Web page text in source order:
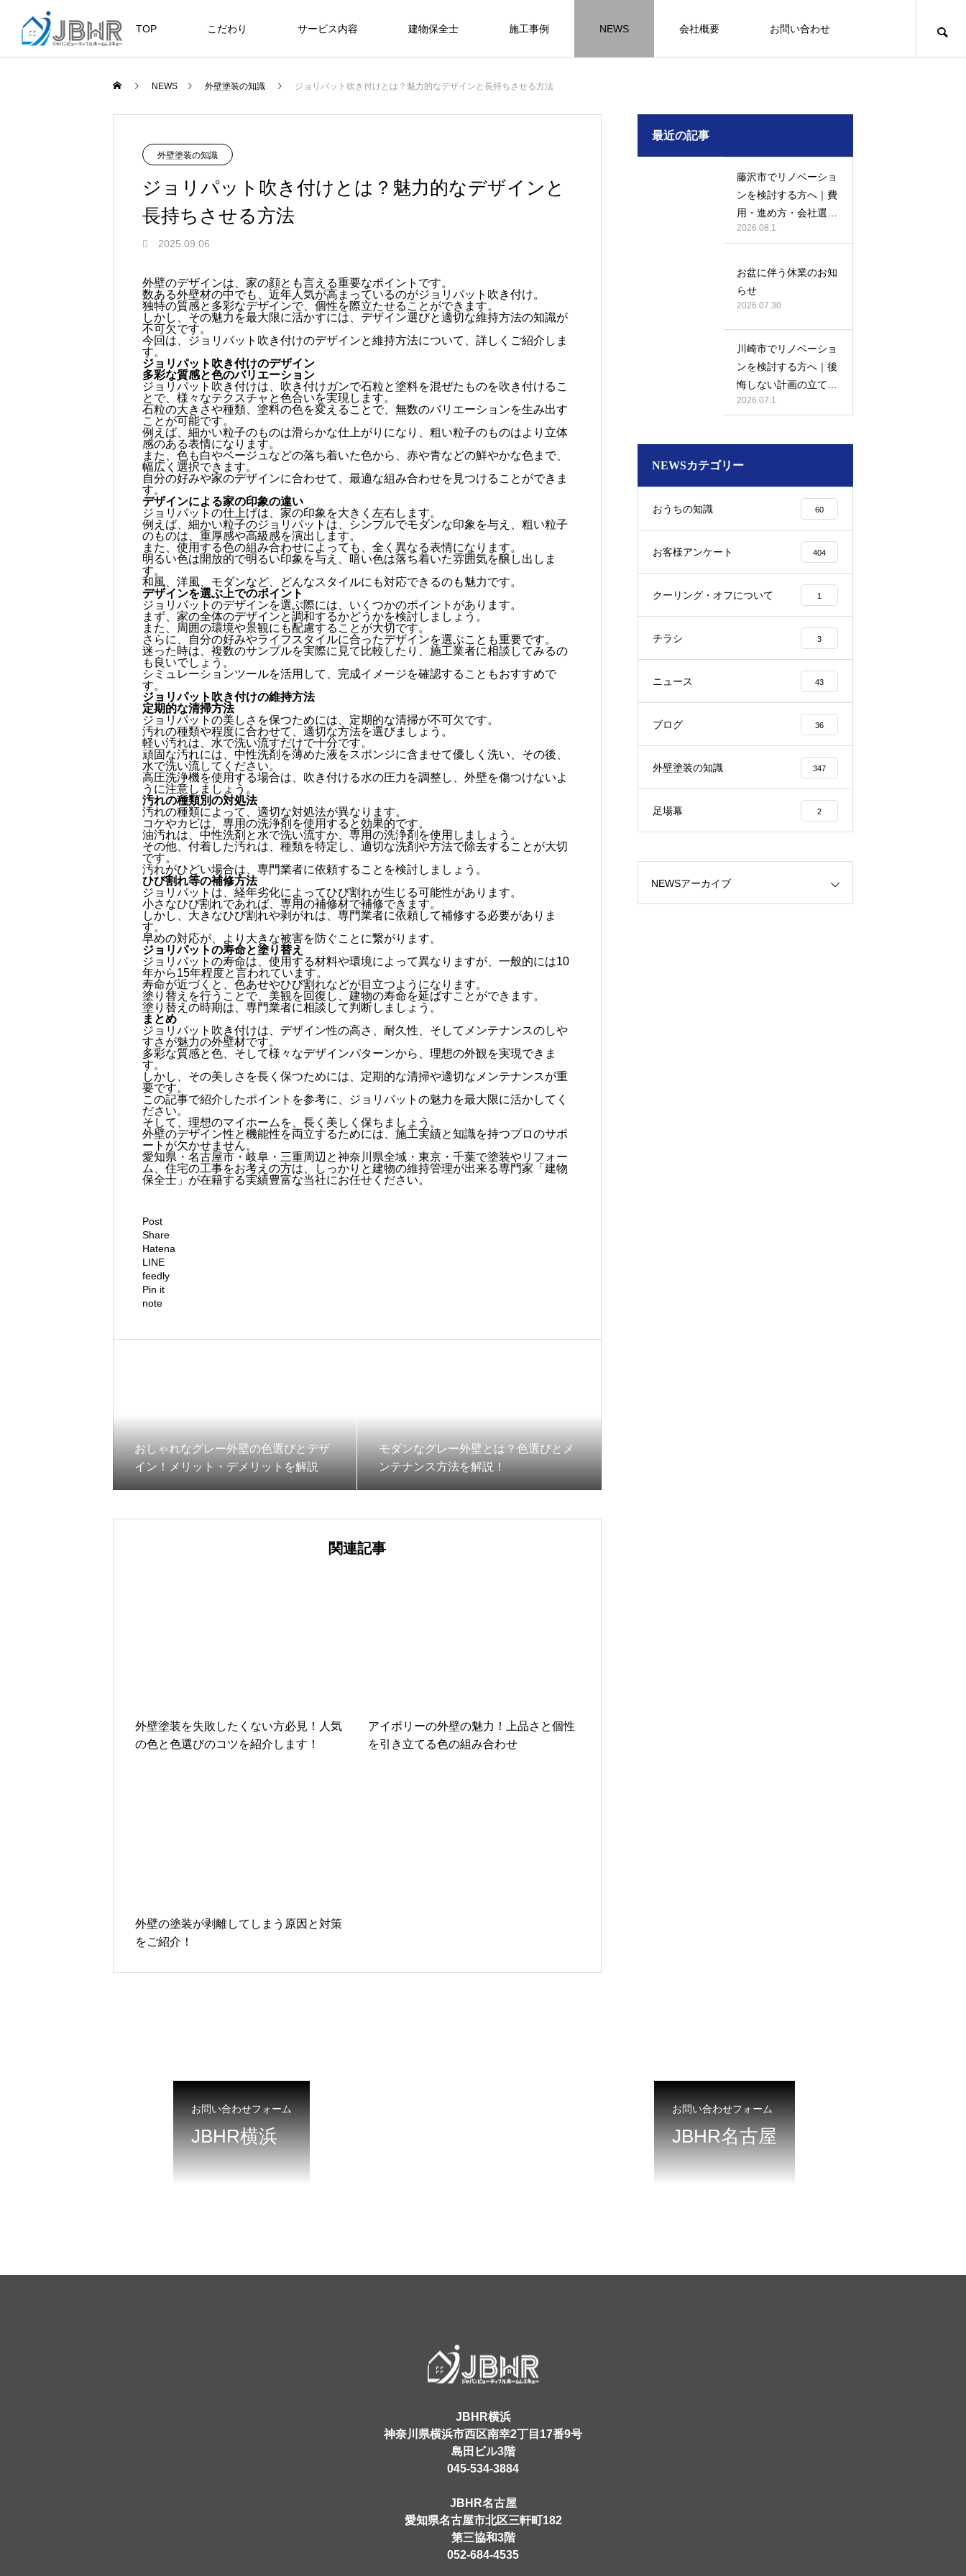
TOP こだわり サービス内容 建物保全士 施工事例 NEWS 会社概要 お問い合わせ
お盆に伴う休業のお知らせ
2026.07.30
【年収600万も可能】未経験歓迎の現
場管理サポート★残業代100％支給／
髪型自由
2026.04.13
お客様アンケート401
川崎市でリノベーションを検討する方
へ｜後悔しない計画の立て方と相談先
の選び方
2026.07.01
座間市の外壁塗装と屋根リフォームは
JBHRにお任せ
2026.06.01
鎌倉市の外壁・屋根塗装は地域密着の
NEW
2021.04.25
建物の点検・維持管理は信頼できる専
門家へ （チラシ）②
2020.03.09
建物の点検・維持管理は信頼できる専
門家へ （チラシ）
お客様アンケート405
2026.01.25
お客様アンケート404
2026.01.25
お客様アンケート403
NEW
藤沢市でリノベーションを検討する方
へ｜費用・進め方・会社選びのポイン
2026.08.01
火災報知器の設置義務とは？使用期限
はあるのかを解説
2026.04.18
外構はコンクリートと芝生どっちが良
い？それぞれの特徴と選び方のポイン
川崎市でリノベーションを検討する方
へ｜後悔しない計画の立て方と相談先
の選び方
2026.07.01
座間市の外壁塗装と屋根リフォームは
JBHRにお任せ
2026.06.01
鎌倉市の外壁・屋根塗装は地域密着の
NEW
2021.04.25
施工の際は足場幕を設置しています
2020.05.25
クーリング・オフ手続きのお知らせ
2024.04.26
NEWS 外壁塗装の知識 ジョリパット吹き付けとは？魅力的なデザインと長持ちさせる方法
外壁塗装の知識
ジョリパット吹き付けとは？魅力的なデザインと
長持ちさせる方法
2025.09.06
外壁のデザインは、家の顔とも言える重要なポイントです。
数ある外壁材の中でも、近年人気が高まっているのがジョリパット吹き付け。
独特の質感と多彩なデザインで、個性を際立たせることができます。
しかし、その魅力を最大限に活かすには、デザイン選びと適切な維持方法の知識が
不可欠です。
今回は、ジョリパット吹き付けのデザインと維持方法について、詳しくご紹介しま
す。
ジョリパット吹き付けのデザイン
多彩な質感と色のバリエーション
ジョリパット吹き付けは、吹き付けガンで石粒と塗料を混ぜたものを吹き付けるこ
とで、様々なテクスチャと色合いを実現します。
石粒の大きさや種類、塗料の色を変えることで、無数のバリエーションを生み出す
ことが可能です。
例えば、細かい粒子のものは滑らかな仕上がりになり、粗い粒子のものはより立体
感のある表情になります。
また、色も白やベージュなどの落ち着いた色から、赤や青などの鮮やかな色まで、
幅広く選択できます。
自分の好みや家のデザインに合わせて、最適な組み合わせを見つけることができま
す。
デザインによる家の印象の違い
ジョリパットの仕上げは、家の印象を大きく左右します。
例えば、細かい粒子のジョリパットは、シンプルでモダンな印象を与え、粗い粒子
のものは、重厚感や高級感を演出します。
また、使用する色の組み合わせによっても、全く異なる表情になります。
明るい色は開放的で明るい印象を与え、暗い色は落ち着いた雰囲気を醸し出しま
す。
和風、洋風、モダンなど、どんなスタイルにも対応できるのも魅力です。
デザインを選ぶ上でのポイント
ジョリパットのデザインを選ぶ際には、いくつかのポイントがあります。
まず、家の全体のデザインと調和するかどうかを検討しましょう。
また、周囲の環境や景観にも配慮することが大切です。
さらに、自分の好みやライフスタイルに合ったデザインを選ぶことも重要です。
迷った時は、複数のサンプルを実際に見て比較したり、施工業者に相談してみるの
も良いでしょう。
シミュレーションツールを活用して、完成イメージを確認することもおすすめで
す。
ジョリパット吹き付けの維持方法
定期的な清掃方法
ジョリパットの美しさを保つためには、定期的な清掃が不可欠です。
汚れの種類や程度に合わせて、適切な方法を選びましょう。
軽い汚れは、水で洗い流すだけで十分です。
頑固な汚れには、中性洗剤を薄めた液をスポンジに含ませて優しく洗い、その後、
水で洗い流してください。
高圧洗浄機を使用する場合は、吹き付ける水の圧力を調整し、外壁を傷つけないよ
うに注意しましょう。
汚れの種類別の対処法
汚れの種類によって、適切な対処法が異なります。
コケやカビは、専用の洗浄剤を使用すると効果的です。
油汚れは、中性洗剤と水で洗い流すか、専用の洗浄剤を使用しましょう。
その他、付着した汚れは、種類を特定し、適切な洗剤や方法で除去することが大切
です。
汚れがひどい場合は、専門業者に依頼することを検討しましょう。
ひび割れ等の補修方法
ジョリパットは、経年劣化によってひび割れが生じる可能性があります。
小さなひび割れであれば、専用の補修材で補修できます。
しかし、大きなひび割れや剥がれは、専門業者に依頼して補修する必要がありま
す。
早めの対応が、より大きな被害を防ぐことに繋がります。
ジョリパットの寿命と塗り替え
ジョリパットの寿命は、使用する材料や環境によって異なりますが、一般的には10
年から15年程度と言われています。
寿命が近づくと、色あせやひび割れなどが目立つようになります。
塗り替えを行うことで、美観を回復し、建物の寿命を延ばすことができます。
塗り替えの時期は、専門業者に相談して判断しましょう。
まとめ
ジョリパット吹き付けは、デザイン性の高さ、耐久性、そしてメンテナンスのしや
すさが魅力の外壁材です。
多彩な質感と色、そして様々なデザインパターンから、理想の外観を実現できま
す。
しかし、その美しさを長く保つためには、定期的な清掃や適切なメンテナンスが重
要です。
この記事で紹介したポイントを参考に、ジョリパットの魅力を最大限に活かしてく
ださい。
そして、理想のマイホームを、長く美しく保ちましょう。
外壁のデザイン性と機能性を両立するためには、施工実績と知識を持つプロのサポ
ートが欠かせません。
愛知県・名古屋市・岐阜・三重周辺と神奈川県全域・東京・千葉で塗装やリフォー
ム、住宅の工事をお考えの方は、しっかりと建物の維持管理が出来る専門家「建物
保全士」が在籍する実績豊富な当社にお任せください。
Post
Share
Hatena
LINE
feedly
Pin it
note
おしゃれなグレー外壁の色選びとデザ
イン！メリット・デメリットを解説
モダンなグレー外壁とは？色選びとメ
ンテナンス方法を解説！
関連記事
外壁塗装を失敗したくない方必見！人気
の色と色選びのコツを紹介します！
アイボリーの外壁の魅力！上品さと個性
を引き立てる色の組み合わせ
外壁の塗装が剥離してしまう原因と対策
をご紹介！
最近の記事
藤沢市でリノベーショ
ンを検討する方へ｜費
用・進め方・会社選び
のポイント
2026.08.1
お盆に伴う休業のお知
らせ
2026.07.30
川崎市でリノベーショ
ンを検討する方へ｜後
悔しない計画の立て方
と相談先の選び方
2026.07.1
NEWSカテゴリー
おうちの知識 60
お客様アンケート 404
クーリング・オフについて 1
チラシ 3
ニュース 43
ブログ 36
外壁塗装の知識 347
足場幕 2
NEWSアーカイブ
お問い合わせフォーム
JBHR横浜
お問い合わせフォーム
JBHR名古屋
JBHR横浜
神奈川県横浜市西区南幸2丁目17番9号
島田ビル3階
045-534-3884
JBHR名古屋
愛知県名古屋市北区三軒町182
第三協和3階
052-684-4535